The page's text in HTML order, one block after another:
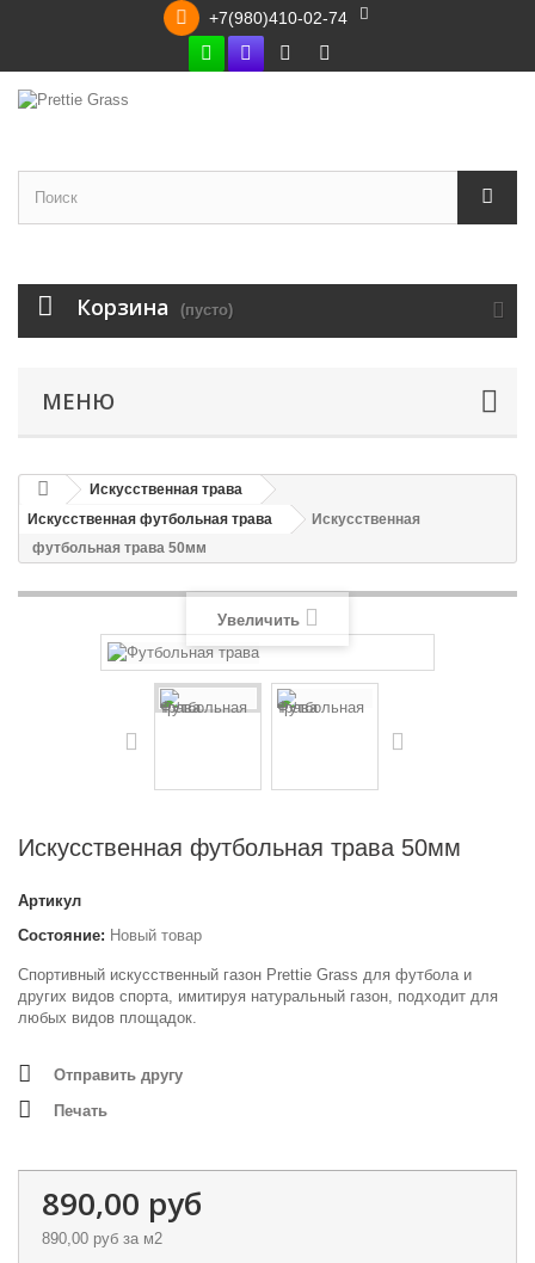
+7(980)410-02-74
 
Корзина (пусто)
МЕНЮ
Искусственная трава
Искусственная футбольная трава
Искусственная
футбольная трава 50мм
Увеличить
Искусственная футбольная трава 50мм
Артикул
Состояние: Новый товар
Спортивный искусственный газон Prettie Grass для футбола и
других видов спорта, имитируя натуральный газон, подходит для
любых видов площадок.
Отправить другу
Печать
890,00 руб
890,00 руб за м2